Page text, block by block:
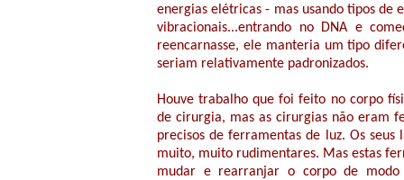
energias elétricas - mas usando tipos de
vibracionais...entrando no DNA e
reencarnasse, ele manteria um tipo
seriam relativamente padronizados.
Houve trabalho que foi feito no corpo
de cirurgia, mas as cirurgias não eram
precisos de ferramentas de luz. Os
muito, muito rudimentares. Mas estas
mudar e rearranjar o corpo de modo